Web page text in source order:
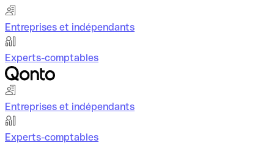
Entreprises et indépendants
Experts-comptables
Entreprises et indépendants
Experts-comptables